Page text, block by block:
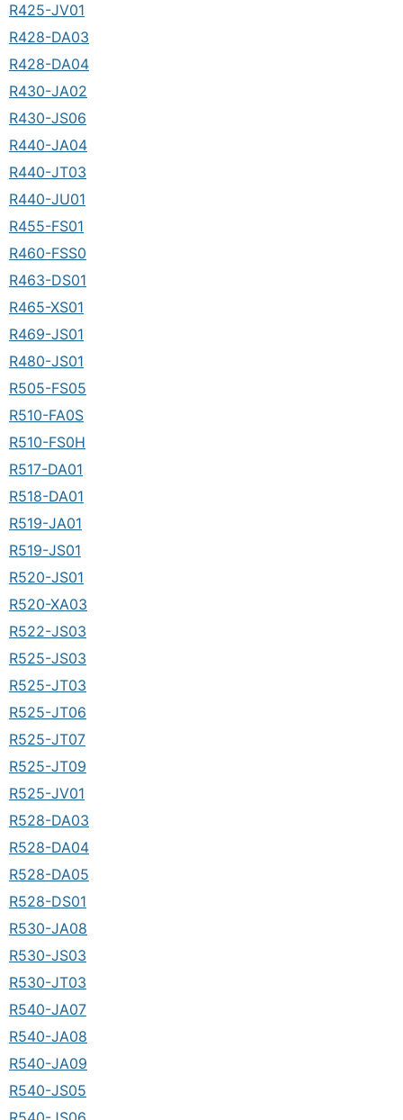
R425-JV01
R428-DA03
R428-DA04
R430-JA02
R430-JS06
R440-JA04
R440-JT03
R440-JU01
R455-FS01
R460-FSS0
R463-DS01
R465-XS01
R469-JS01
R480-JS01
R505-FS05
R510-FA0S
R510-FS0H
R517-DA01
R518-DA01
R519-JA01
R519-JS01
R520-JS01
R520-XA03
R522-JS03
R525-JS03
R525-JT03
R525-JT06
R525-JT07
R525-JT09
R525-JV01
R528-DA03
R528-DA04
R528-DA05
R528-DS01
R530-JA08
R530-JS03
R530-JT03
R540-JA07
R540-JA08
R540-JA09
R540-JS05